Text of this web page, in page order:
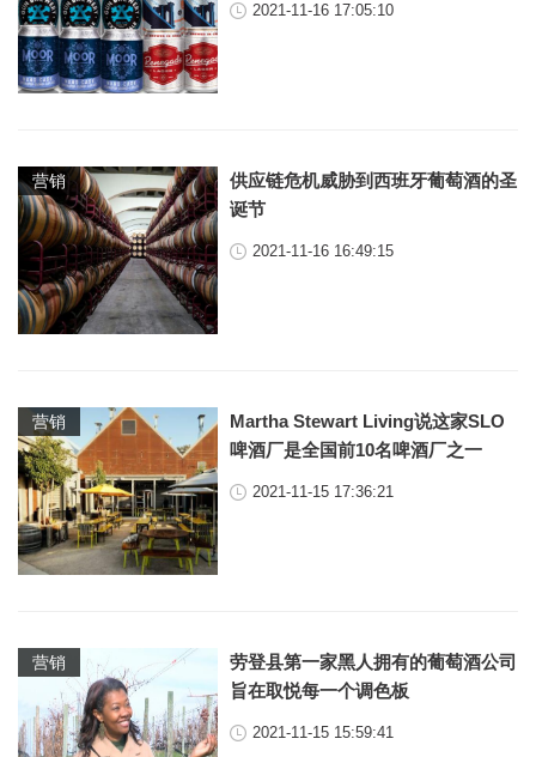
2021-11-16 17:05:10
营销
供应链危机威胁到西班牙葡萄酒的圣
诞节
2021-11-16 16:49:15
营销
Martha Stewart Living说这家SLO
啤酒厂是全国前10名啤酒厂之一
2021-11-15 17:36:21
营销
劳登县第一家黑人拥有的葡萄酒公司
旨在取悦每一个调色板
2021-11-15 15:59:41